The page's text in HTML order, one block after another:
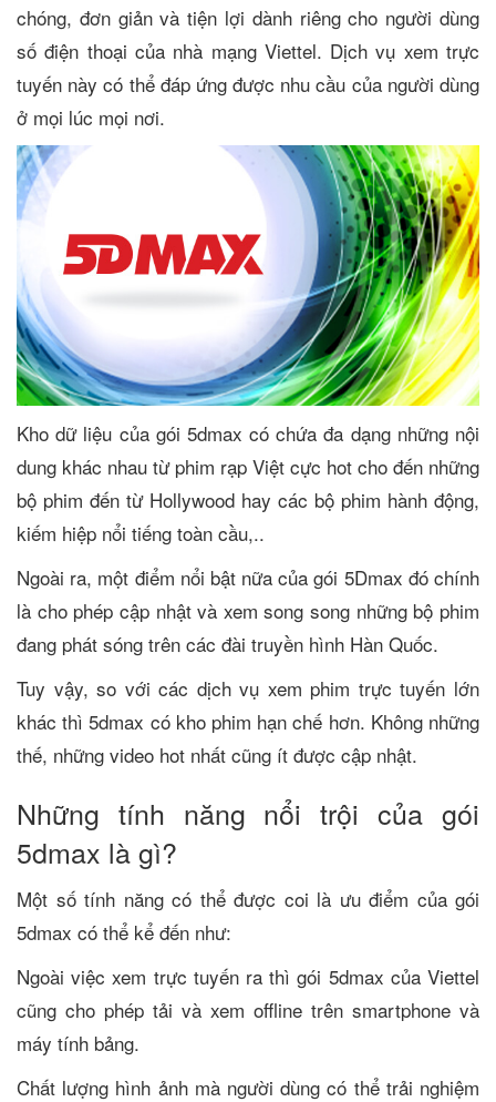
chóng, đơn giản và tiện lợi dành riêng cho người dùng
số điện thoại của nhà mạng Viettel. Dịch vụ xem trực
tuyến này có thể đáp ứng được nhu cầu của người dùng
ở mọi lúc mọi nơi.
Kho dữ liệu của gói 5dmax có chứa đa dạng những nội
dung khác nhau từ phim rạp Việt cực hot cho đến những
bộ phim đến từ Hollywood hay các bộ phim hành động,
kiếm hiệp nổi tiếng toàn cầu,..
Ngoài ra, một điểm nổi bật nữa của gói 5Dmax đó chính
là cho phép cập nhật và xem song song những bộ phim
đang phát sóng trên các đài truyền hình Hàn Quốc.
Tuy vậy, so với các dịch vụ xem phim trực tuyến lớn
khác thì 5dmax có kho phim hạn chế hơn. Không những
thế, những video hot nhất cũng ít được cập nhật.
Những tính năng nổi trội của gói
5dmax là gì?
Một số tính năng có thể được coi là ưu điểm của gói
5dmax có thể kể đến như:
Ngoài việc xem trực tuyến ra thì gói 5dmax của Viettel
cũng cho phép tải và xem offline trên smartphone và
máy tính bảng.
Chất lượng hình ảnh mà người dùng có thể trải nghiệm